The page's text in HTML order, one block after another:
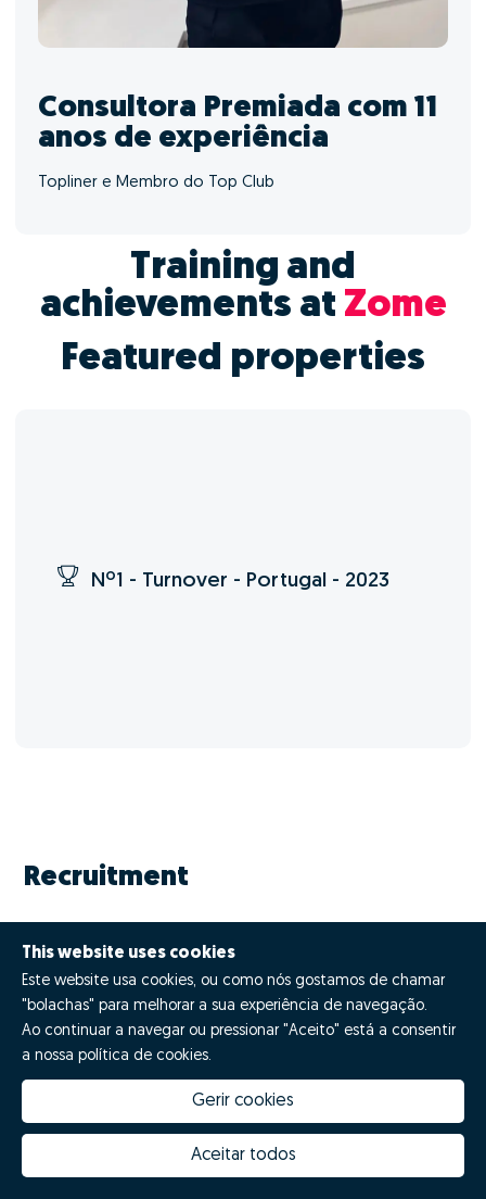
Consultora Premiada com 11
anos de experiência
Topliner e Membro do Top Club
Training and
achievements at Zome
Featured properties
Nº1 - Turnover - Portugal - 2023
Recruitment
This website uses cookies
Este website usa cookies, ou como nós gostamos de chamar
"bolachas" para melhorar a sua experiência de navegação.
Ao continuar a navegar ou pressionar "Aceito" está a consentir
a nossa política de cookies.
Gerir cookies
Aceitar todos